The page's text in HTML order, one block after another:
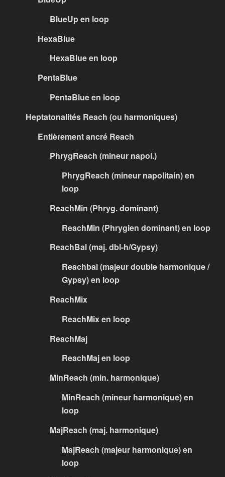
BlueUp en loop
HexaBlue
HexaBlue en loop
PentaBlue
PentaBlue en loop
Heptatonalités Reach (ou harmoniques)
Entièrement ancré Reach
PhrygReach (mineur napol.)
PhrygReach (mineur napolitain) en
loop
ReachMin (Phryg. dominant)
ReachMin (Phrygien dominant) en loop
ReachBal (maj. dbl-h/Gypsy)
Reachbal (majeur double harmonique /
Gypsy) en loop
ReachMix
ReachMix en loop
ReachMaj
ReachMaj en loop
MinReach (min. harmonique)
MinReach (mineur harmonique) en
loop
MajReach (maj. harmonique)
MajReach (majeur harmonique) en
loop